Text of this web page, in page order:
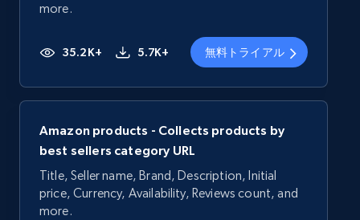
more.
35.2K+ 5.7K+ 無料トライアル
Amazon products - Collects products by
best sellers category URL
Title, Seller name, Brand, Description, Initial
price, Currency, Availability, Reviews count, and
more.